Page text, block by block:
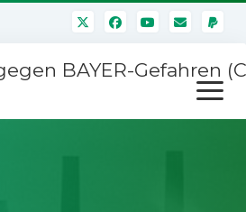
BAYER-Gefahren
Menü
öffnen